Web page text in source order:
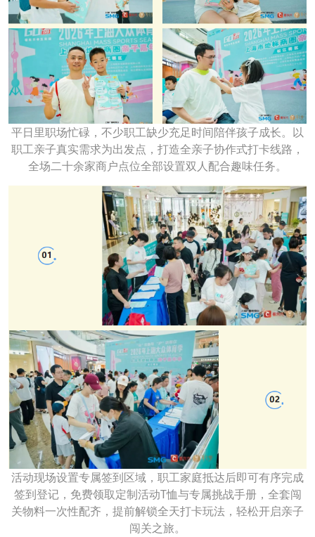
平日里职场忙碌，不少职工缺少充足时间陪伴孩子成长。以
职工亲子真实需求为出发点，打造全亲子协作式打卡线路，
全场二十余家商户点位全部设置双人配合趣味任务。
活动现场设置专属签到区域，职工家庭抵达后即可有序完成
签到登记，免费领取定制活动T恤与专属挑战手册，全套闯
关物料一次性配齐，提前解锁全天打卡玩法，轻松开启亲子
闯关之旅。